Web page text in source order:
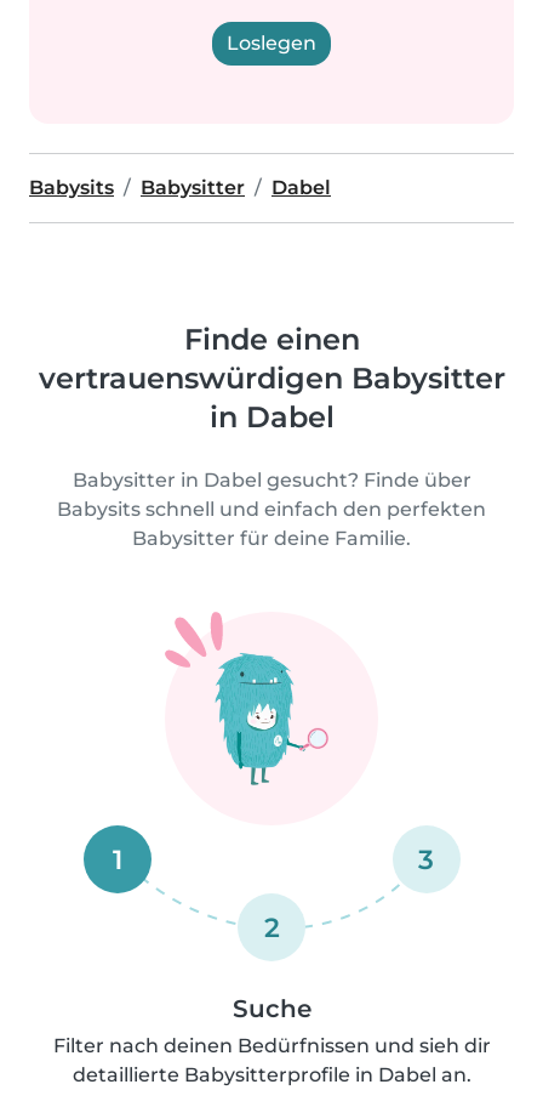
Loslegen
Babysits Babysitter Dabel
Finde einen
vertrauenswürdigen Babysitter
in Dabel
Babysitter in Dabel gesucht? Finde über
Babysits schnell und einfach den perfekten
Babysitter für deine Familie.
1
2
3
Suche
Filter nach deinen Bedürfnissen und sieh dir
detaillierte Babysitterprofile in Dabel an.